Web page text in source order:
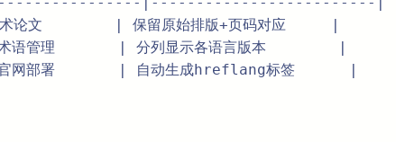
术论文        | 保留原始排版+页码对应     |
语管理       | 分列显示各语言版本        |
官网部署       | 自动生成hreflang标签      |